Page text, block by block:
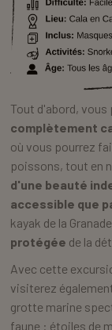
Tout d'abord,
complètement
où vous pourrez
poissons, tout en
d'une beauté
accessible que
kayak de la
protégée de la
Avec cette
visiterez
grotte marine
faune : étoiles de